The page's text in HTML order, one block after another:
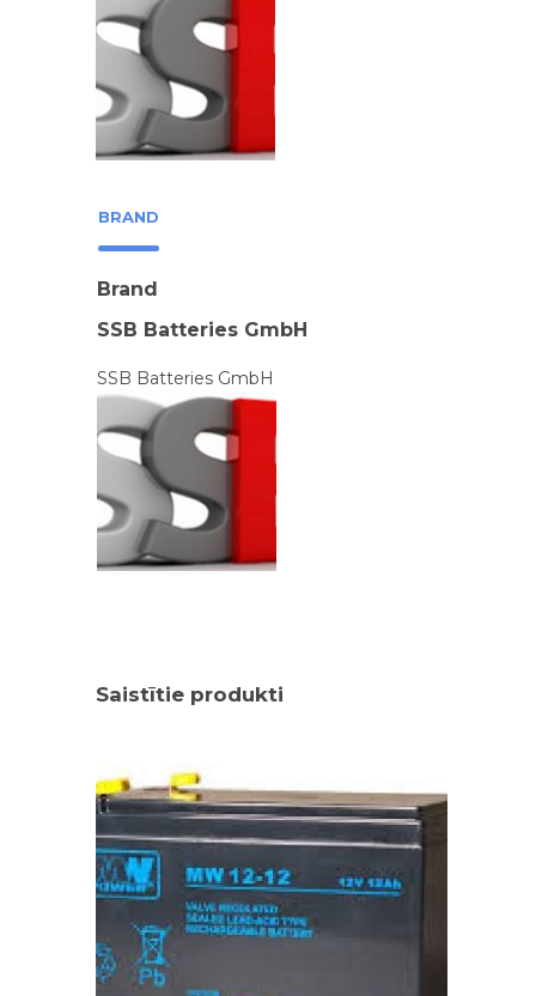
BRAND
Brand
SSB Batteries GmbH
SSB Batteries GmbH
Saistītie produkti